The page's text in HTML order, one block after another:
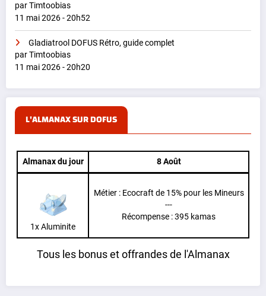
par Timtoobias
11 mai 2026 - 20h52
Gladiatrool DOFUS Rétro, guide complet
par Timtoobias
11 mai 2026 - 20h20
L'ALMANAX SUR DOFUS
Almanax du jour 8 Août
1x Aluminite
Métier : Ecocraft de 15% pour les Mineurs
---
Récompense : 395 kamas
Tous les bonus et offrandes de l'Almanax